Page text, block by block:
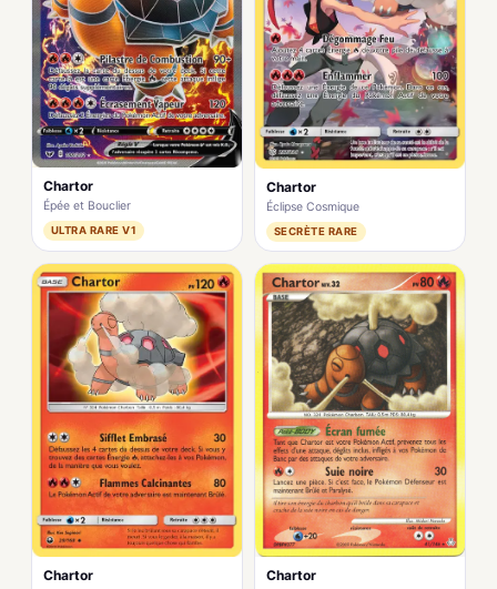
Chartor
Épée et Bouclier
ULTRA RARE V1
Chartor
Éclipse Cosmique
SECRÈTE RARE
Chartor Chartor